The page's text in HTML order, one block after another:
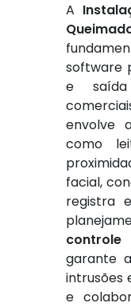
A
software
e saída
envolve
como
facial,
registra
garante
intrusões
e